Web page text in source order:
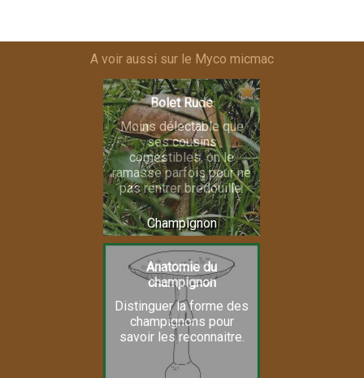
A voir aussi sur le Myco micmac
Champignon
Bolet Rude
Moins délectable que
ses cousins
comestibles, on le
ramasse parfois pour ne
pas rentrer bredouille.
Anatomie du
champignon
Distinguer la forme des
champignons pour
savoir les reconnaitre.